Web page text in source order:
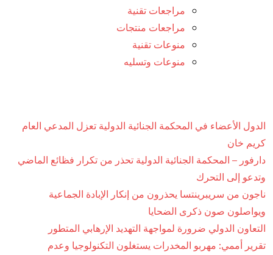
مراجعات تقنية
مراجعات منتجات
منوعات تقنية
منوعات وتسليه
الدول الأعضاء في المحكمة الجنائية الدولية تعزل المدعي العام
كريم خان
دارفور – المحكمة الجنائية الدولية تحذر من تكرار فظائع الماضي
وتدعو إلى التحرك
ناجون من سريبرينتسا يحذرون من إنكار الإبادة الجماعية
ويواصلون صون ذكرى الضحايا
التعاون الدولي ضرورة لمواجهة التهديد الإرهابي المتطور
تقرير أممي: مهربو المخدرات يستغلون التكنولوجيا وعدم